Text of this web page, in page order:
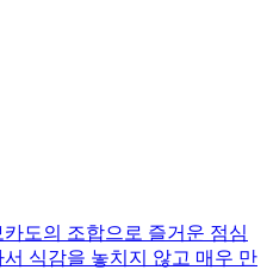
도의 조합으로 즐거운 점심
식감을 놓치지 않고 매우 만